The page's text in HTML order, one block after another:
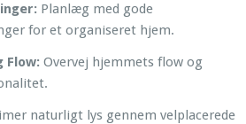
Planlæg med gode
for et organiseret hjem.
Flow: Overvej hjemmets flow og
naturligt lys gennem velplacerede